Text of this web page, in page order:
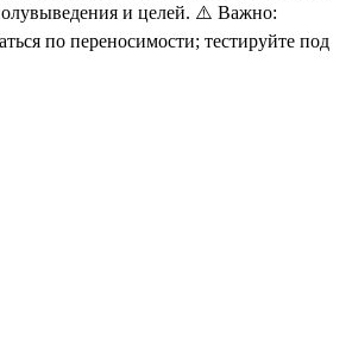
и целей. ⚠️ Важно:
по переносимости; тестируйте под